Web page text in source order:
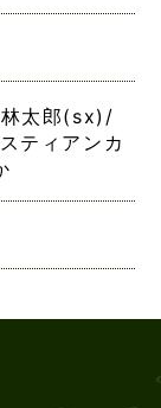
太郎(sx)/
ティアンカ